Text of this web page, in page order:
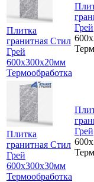
Плитка
гранитная Стил
Грей
600x300x20мм
Термообработка
Грей
Плитка
гранитная Стил
Грей
600x300x30мм
Термообработка
Грей